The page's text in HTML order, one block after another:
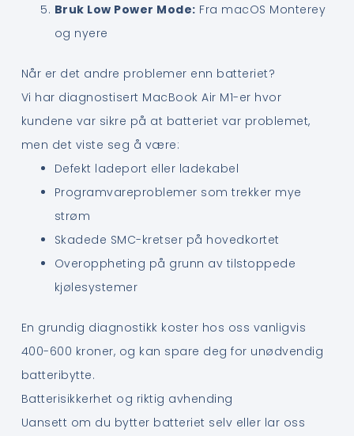
Bruk Low Power Mode: Fra macOS Monterey
og nyere
Når er det andre problemer enn batteriet?
Vi har diagnostisert MacBook Air M1-er hvor
kundene var sikre på at batteriet var problemet,
men det viste seg å være:
Defekt ladeport eller ladekabel
Programvareproblemer som trekker mye
strøm
Skadede SMC-kretser på hovedkortet
Overoppheting på grunn av tilstoppede
kjølesystemer
En grundig diagnostikk koster hos oss vanligvis
400-600 kroner, og kan spare deg for unødvendig
batteribytte.
Batterisikkerhet og riktig avhending
Uansett om du bytter batteriet selv eller lar oss